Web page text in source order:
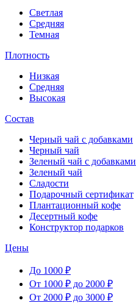
Светлая
Средняя
Темная
Плотность
Низкая
Средняя
Высокая
Состав
Черный чай с добавками
Черный чай
Зеленый чай с добавками
Зеленый чай
Сладости
Подарочный сертификат
Плантационный кофе
Десертный кофе
Конструктор подарков
Цены
До 1000 ₽
От 1000 ₽ до 2000 ₽
От 2000 ₽ до 3000 ₽